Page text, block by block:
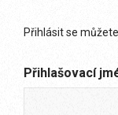
Přihlásit se
Přihlašovací